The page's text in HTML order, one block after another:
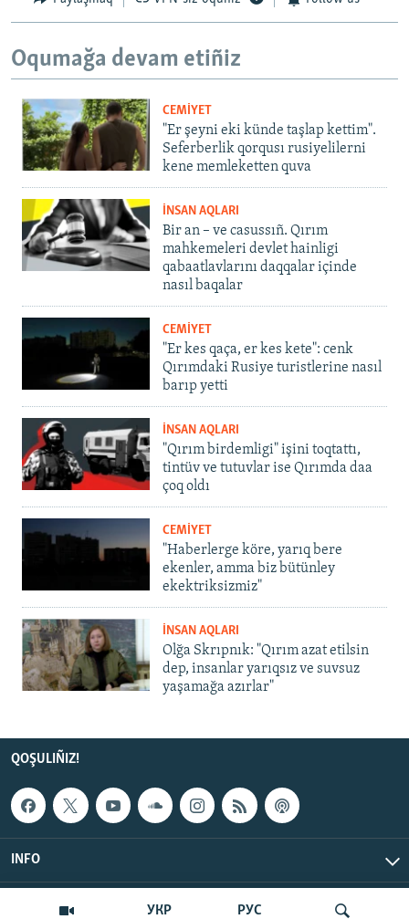
УКР РУС
Oqumağa devam etiñiz
CEMİYET
"Er şeyni eki künde taşlap kettim".
Seferberlik qorqusı rusiyelilerni
kene memleketten quva
İNSAN AQLARI
Bir an – ve casussıñ. Qırım
mahkemeleri devlet hainligi
qabaatlavlarını daqqalar içinde
nasıl baqalar
CEMİYET
"Er kes qaça, er kes kete": cenk
Qırımdaki Rusiye turistlerine nasıl
barıp yetti
İNSAN AQLARI
"Qırım birdemligi" işini toqtattı,
tintüv ve tutuvlar ise Qırımda daa
çoq oldı
CEMİYET
"Haberlerge köre, yarıq bere
ekenler, amma biz bütünley
ekektriksizmiz"
İNSAN AQLARI
Olğa Skrıpnık: "Qırım azat etilsin
dep, insanlar yarıqsız ve suvsuz
yaşamağa azırlar"
QOŞULIÑIZ!
INFO
© Qırım.Aqiqat, 2026 | All Rights Reserved.